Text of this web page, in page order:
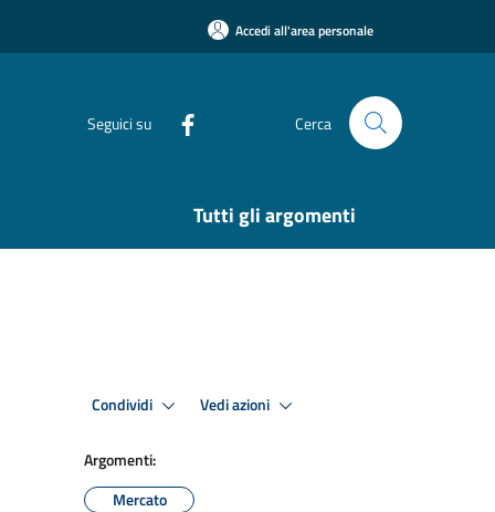
Accedi all'area personale
Seguici su Cerca
Tutti gli argomenti
Condividi Vedi azioni
Argomenti:
Mercato